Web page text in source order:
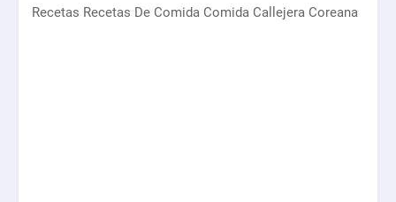
Recetas Recetas De Comida Comida Callejera Coreana